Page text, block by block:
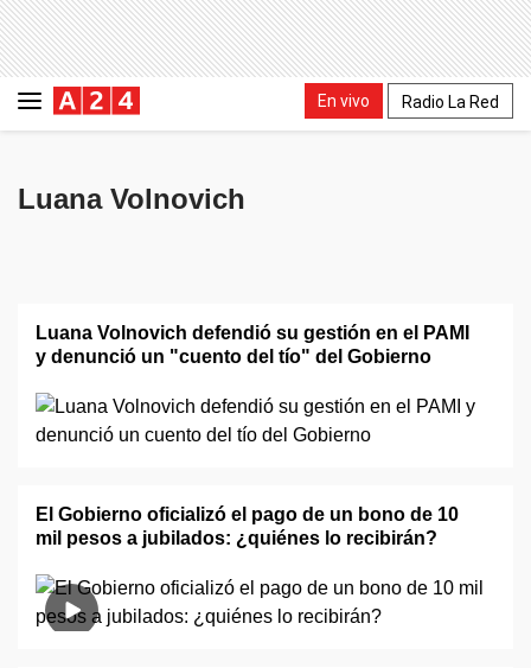
En vivo Radio La Red
Luana Volnovich
Luana Volnovich defendió su gestión en el PAMI
y denunció un "cuento del tío" del Gobierno
El Gobierno oficializó el pago de un bono de 10
mil pesos a jubilados: ¿quiénes lo recibirán?